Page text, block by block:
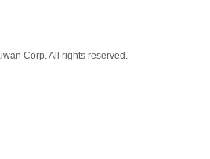
Corp. All rights reserved.